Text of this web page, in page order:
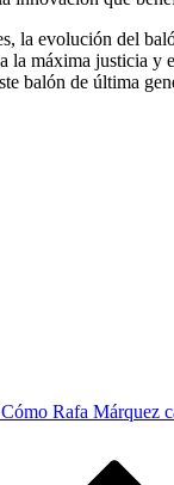
la evolución del
máxima justicia
balón de última
Rafa Márquez